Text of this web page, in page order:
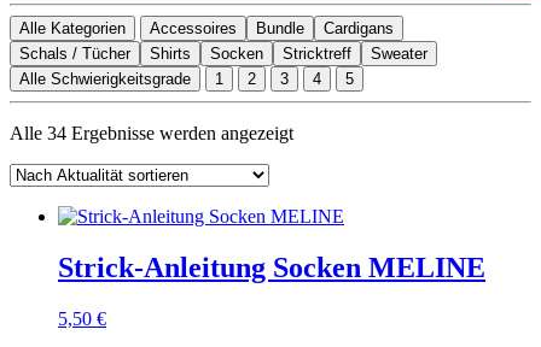
Alle Kategorien Accessoires Bundle
Cardigans
Schals / Tücher
Shirts Socken Stricktreff
Sweater
Alle Schwierigkeitsgrade
1 2 3 4 5
Alle 34 Ergebnisse werden angezeigtNach
Strick-Anleitung Socken MELINE
5,50 €